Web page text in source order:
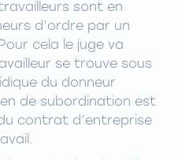
sont en
d’ordre par un
cela le juge va
se trouve sous
du donneur
de subordination est
contrat d’entreprise